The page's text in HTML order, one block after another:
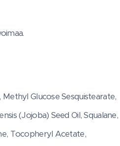
Glucose Sesquistearate,
(Jojoba) Seed Oil, Squalane,
Tocopheryl Acetate,